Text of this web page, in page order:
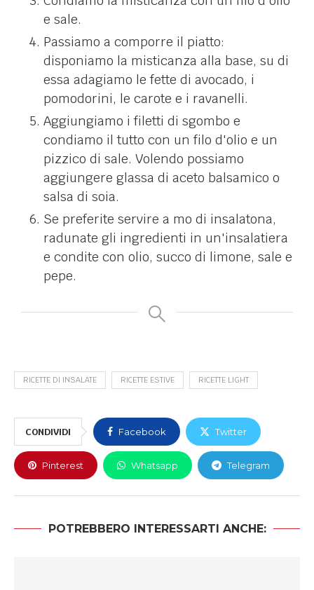
e sale.
Passiamo a comporre il piatto:
disponiamo la misticanza alla base, su di
essa adagiamo le fette di avocado, i
pomodorini, le carote e i ravanelli.
Aggiungiamo i filetti di sgombo e
condiamo il tutto con un filo d'olio e un
pizzico di sale. Volendo possiamo
aggiungere glassa di aceto balsamico o
salsa di soia.
Se preferite servire a mo di insalatona,
radunate gli ingredienti in un'insalatiera
e condite con olio, succo di limone, sale e
pepe.
RICETTE DI INSALATE RICETTE ESTIVE RICETTE LIGHT
CONDIVIDI Facebook Twitter
Pinterest Whatsapp Telegram
POTREBBERO INTERESSARTI ANCHE: